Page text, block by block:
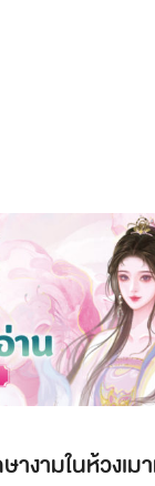
งามในห้วงเ